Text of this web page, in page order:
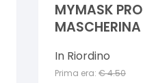
MYMASK
AZZURRO
In Riordino
Prima era: €4.50